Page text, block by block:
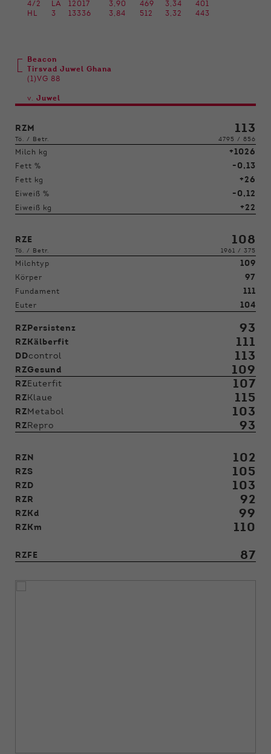
4/2
LA 12017 3,90 469 3,34
401
HL
3 13336 3,84 512 3,32 443
Beacon
Tirsvad Juwel Ghana
(1)VG 88
v. Juwel
RZM 113
Tö. / Betr. 4795 / 856
Milch kg +1026
Fett % -0,13
Fett kg +26
Eiweiß % -0,12
Eiweiß kg +22
RZE 108
Tö. / Betr. 1961 / 375
Milchtyp 109
Körper 97
Fundament 111
Euter 104
RZPersistenz 93
RZKälberfit 111
DDcontrol 113
RZGesund 109
RZEuterfit 107
RZKlaue 115
RZMetabol 103
RZRepro 93
RZN 102
RZS 105
RZD 103
RZR 92
RZKd 99
RZKm 110
RZFE 87